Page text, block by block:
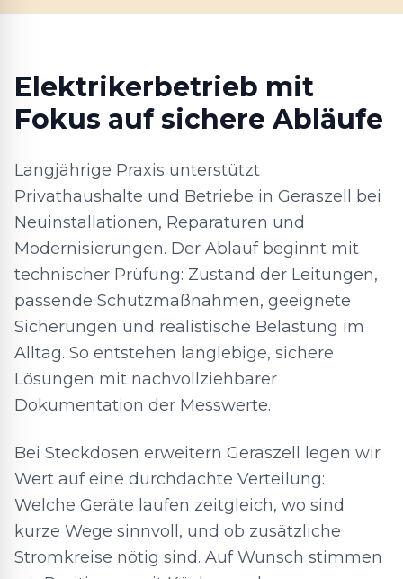
Elektrikerbetrieb mit
Fokus auf sichere Abläufe
Langjährige Praxis unterstützt
Privathaushalte und Betriebe in Geraszell bei
Neuinstallationen, Reparaturen und
Modernisierungen. Der Ablauf beginnt mit
technischer Prüfung: Zustand der Leitungen,
passende Schutzmaßnahmen, geeignete
Sicherungen und realistische Belastung im
Alltag. So entstehen langlebige, sichere
Lösungen mit nachvollziehbarer
Dokumentation der Messwerte.
Bei Steckdosen erweitern Geraszell legen wir
Wert auf eine durchdachte Verteilung:
Welche Geräte laufen zeitgleich, wo sind
kurze Wege sinnvoll, und ob zusätzliche
Stromkreise nötig sind. Auf Wunsch stimmen